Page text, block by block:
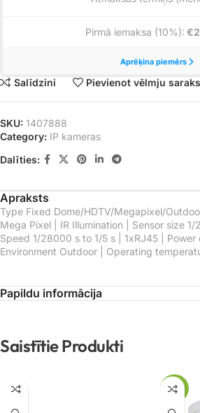
Salīdzini Pievienot vēlmju
SKU: 1407888
Category: IP kameras
Dalīties:
Apraksts
Type Fixed Dome/HDTV/Megapixel/
Mega Pixel | IR Illumination | Sensor size
Speed 1/28000 s to 1/5 s | 1xRJ45 | Power
Environment Outdoor | Operating
Papildu informācija
Saistītie Produkti
-74%